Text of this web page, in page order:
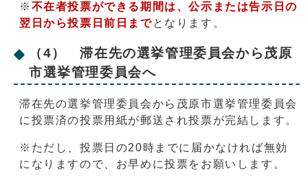
※ 不在者投票ができる期間は、公示または告示日の
翌日から投票日前日までとなります。
（4） 滞在先の選挙管理委員会から茂原
市選挙管理委員会へ
滞在先の選挙管理委員会から茂原市選挙管理委員会
に投票済の投票用紙が郵送され投票が完結します。
※ただし、投票日の20時までに届かなければ無効
になりますので、お早めに投票をお願いします。